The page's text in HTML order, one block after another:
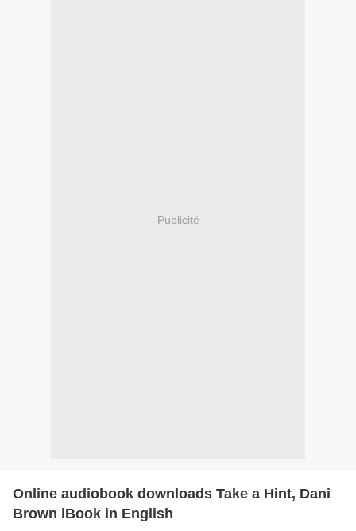
Publicité
Online audiobook downloads Take a Hint, Dani
Brown iBook in English